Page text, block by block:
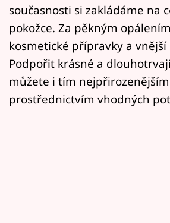
Sledujte nás
současnosti si zakládáme na
pokožce. Za pěkným
kosmetické přípravky a vnější
Podpořit krásné a
můžete i tím
prostřednictvím vhodných